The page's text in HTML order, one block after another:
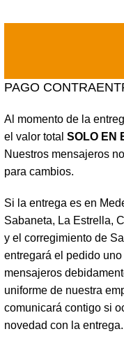
PAGO
Al momento de la
el valor total SOLO EN
Nuestros mensajeros
para cambios.
Si la entrega es en
Sabaneta, La Estrella,
y el corregimiento de
entregará el pedido
mensajeros
uniforme de nuestra
comunicará contigo si
novedad con la entrega.